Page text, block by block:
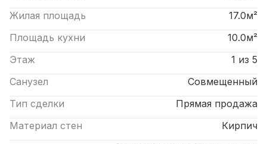
Жилая площадь
17.0м²
Площадь кухни
10.0м²
Этаж
1 из 5
Санузел
Совмещенный
Тип сделки
Прямая продажа
Материал стен
Кирпич